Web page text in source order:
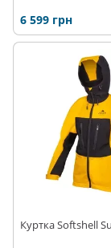
6 599 грн
Куртка Softshell